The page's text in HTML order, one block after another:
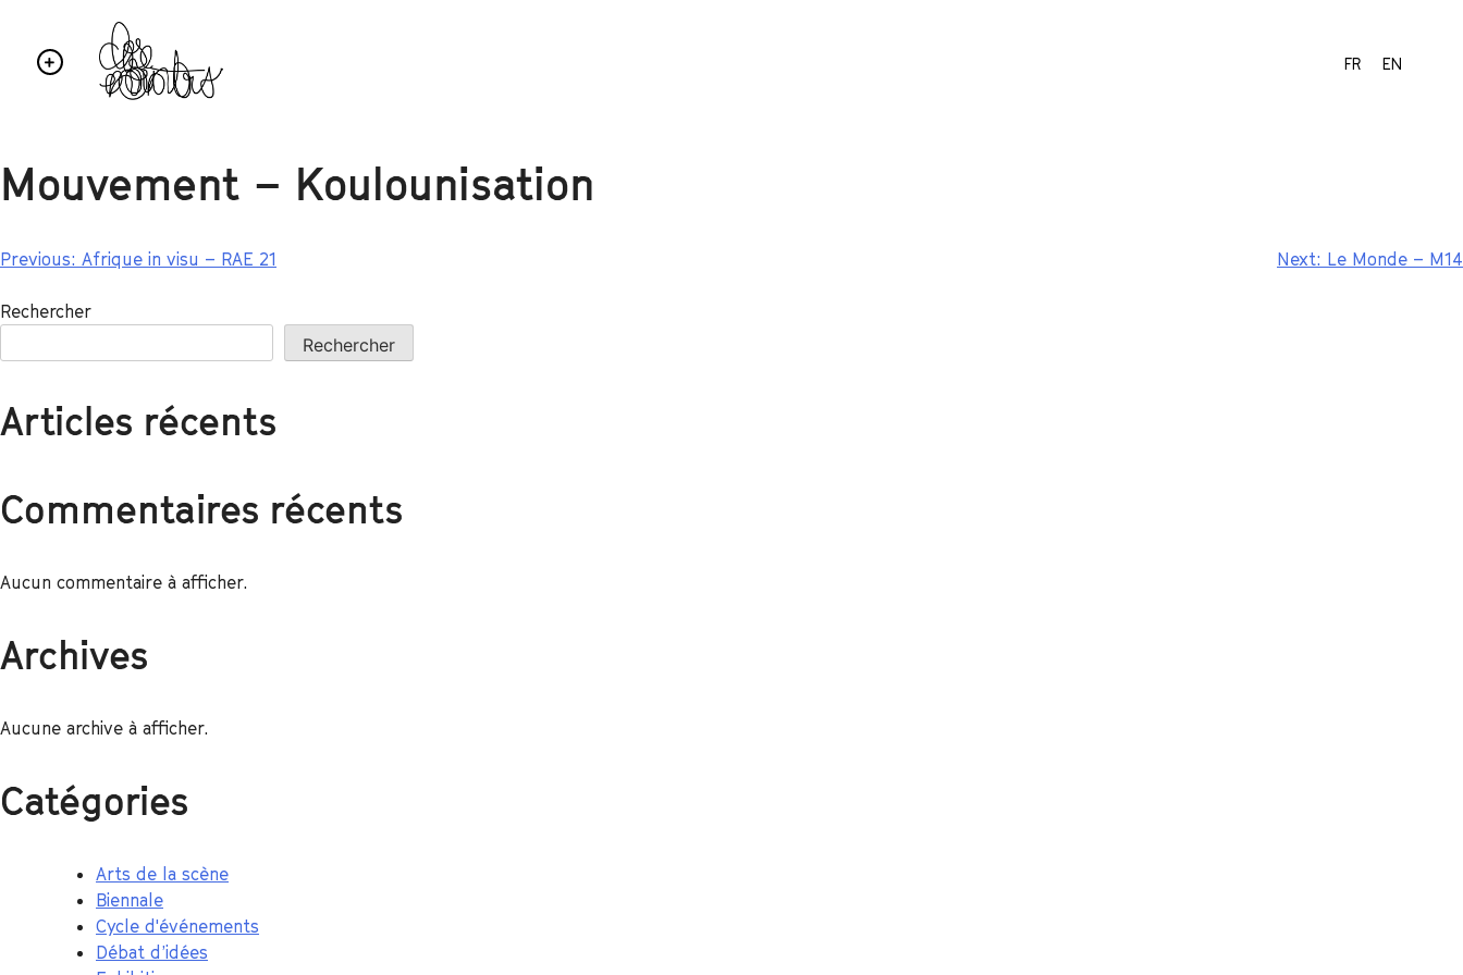
FR EN
Mouvement – Koulounisation
Previous: Afrique in visu – RAE 21 Next: Le Monde – M14
Rechercher
Rechercher
Articles récents
Commentaires récents
Aucun commentaire à afficher.
Archives
Aucune archive à afficher.
Catégories
Arts de la scène
Biennale
Cycle d'événements
Débat d’idées